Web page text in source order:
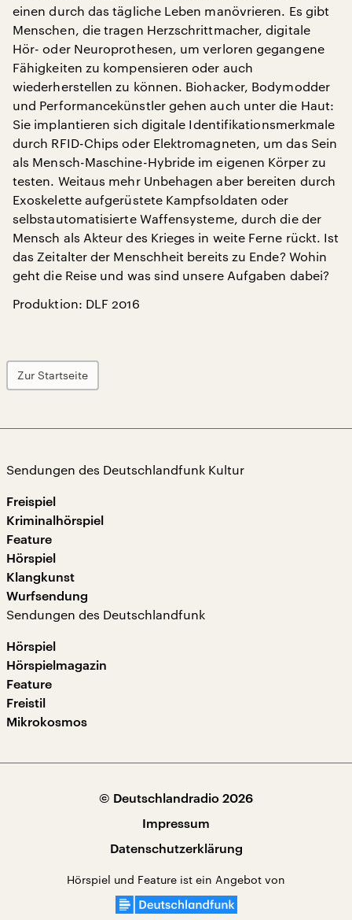
einen durch das tägliche Leben manövrieren. Es gibt
Menschen, die tragen Herzschrittmacher, digitale
Hör- oder Neuroprothesen, um verloren gegangene
Fähigkeiten zu kompensieren oder auch
wiederherstellen zu können. Biohacker, Bodymodder
und Performancekünstler gehen auch unter die Haut:
Sie implantieren sich digitale Identifikationsmerkmale
durch RFID-Chips oder Elektromagneten, um das Sein
als Mensch-Maschine-Hybride im eigenen Körper zu
testen. Weitaus mehr Unbehagen aber bereiten durch
Exoskelette aufgerüstete Kampfsoldaten oder
selbstautomatisierte Waffensysteme, durch die der
Mensch als Akteur des Krieges in weite Ferne rückt. Ist
das Zeitalter der Menschheit bereits zu Ende? Wohin
geht die Reise und was sind unsere Aufgaben dabei?
Produktion: DLF 2016
Zur Startseite
Sendungen des Deutschlandfunk Kultur
Freispiel
Kriminalhörspiel
Feature
Hörspiel
Klangkunst
Wurfsendung
Sendungen des Deutschlandfunk
Hörspiel
Hörspielmagazin
Feature
Freistil
Mikrokosmos
© Deutschlandradio 2026
Impressum
Datenschutzerklärung
Hörspiel und Feature ist ein Angebot von